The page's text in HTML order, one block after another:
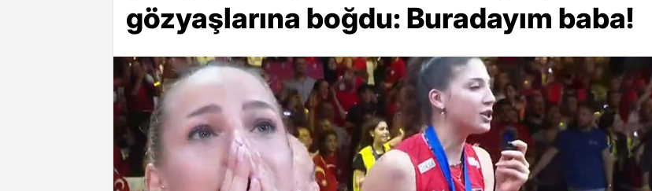
gözyaşlarına boğdu: Buradayım baba!